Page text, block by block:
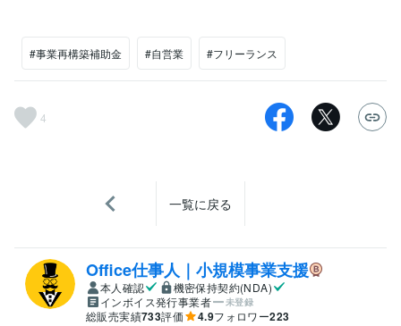
#事業再構築補助金 #自営業 #フリーランス
4
一覧に戻る
Office仕事人｜小規模事業支援
本人確認
機密保持契約(NDA)
インボイス発行事業者
未登録
総販売実績733評価 4.9フォロワー223